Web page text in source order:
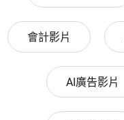
會計影片
AI廣告影片